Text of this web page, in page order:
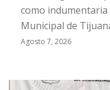
como indumentaria
Municipal de
Agosto 7, 2026